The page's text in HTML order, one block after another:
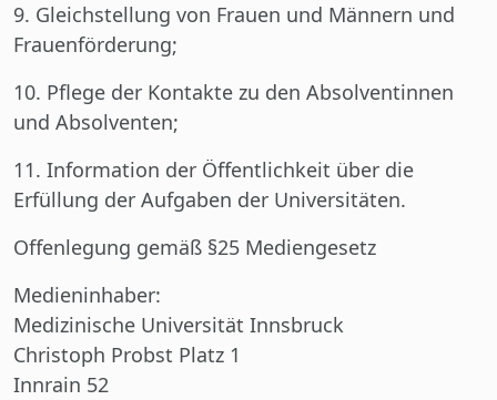
9. Gleichstellung von Frauen und Männern und
Frauenförderung;
10. Pflege der Kontakte zu den Absolventinnen
und Absolventen;
11. Information der Öffentlichkeit über die
Erfüllung der Aufgaben der Universitäten.
Offenlegung gemäß §25 Mediengesetz
Medieninhaber:
Medizinische Universität Innsbruck
Christoph Probst Platz 1
Innrain 52